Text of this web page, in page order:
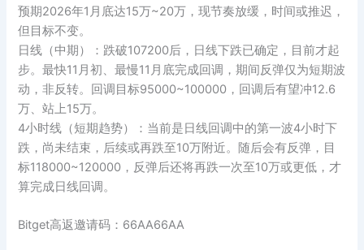
预期2026年1月底达15万~20万，现节奏放缓，时间或推迟，
但目标不变。
日线（中期）：跌破107200后，日线下跌已确定，目前才起
步。最快11月初、最慢11月底完成回调，期间反弹仅为短期波
动，非反转。回调目标95000~100000，回调后有望冲12.6
万、站上15万。
4小时线（短期趋势）：当前是日线回调中的第一波4小时下
跌，尚未结束，后续或再跌至10万附近。随后会有反弹，目
标118000~120000，反弹后还将再跌一次至10万或更低，才
算完成日线回调。
Bitget高返邀请码：66AA66AA